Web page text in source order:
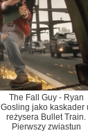
The Fall Guy - Ryan
Gosling jako kaskader
reżysera Bullet Train.
Pierwszy zwiastun